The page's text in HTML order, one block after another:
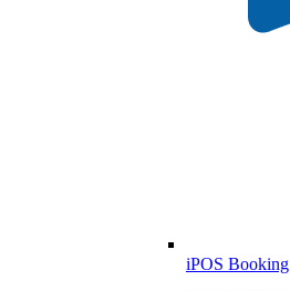
iPOS Booking